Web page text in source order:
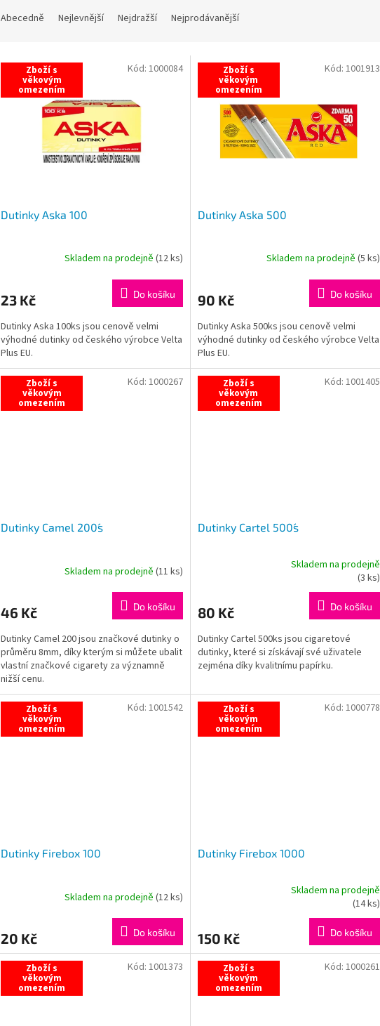
n
p
Abecedně Nejlevnější Nejdražší Nejprodávanější
V
p
Zboží s
věkovým
omezením
Dutinky Aska 100
Skladem na prodejně (12 ks)
23 Kč Do košíku
Dutinky Aska 100ks jsou cenově velmi
výhodné dutinky od českého výrobce Velta
Plus EU.
Kód: 1000084 Zboží s
věkovým
omezením
Dutinky Aska 500
Skladem na prodejně (5 ks)
90 Kč Do košíku
Dutinky Aska 500ks jsou cenově velmi
výhodné dutinky od českého výrobce Velta
Plus EU.
Kód: 1001913
Zboží s
věkovým
omezením
Dutinky Camel 200´s
Skladem na prodejně (11 ks)
46 Kč Do košíku
Dutinky Camel 200 jsou značkové dutinky o
průměru 8mm, díky kterým si můžete ubalit
vlastní značkové cigarety za významně
nižší cenu.
Kód: 1000267 Zboží s
věkovým
omezením
Dutinky Cartel 500´s
je
z
5
hvězdiček.
Skladem na prodejně
(3 ks)
80 Kč Do košíku
Dutinky Cartel 500ks jsou cigaretové
dutinky, které si získávají své uživatele
zejména díky kvalitnímu papírku.
Kód: 1001405
Zboží s
věkovým
omezením
Dutinky Firebox 100
Skladem na prodejně (12 ks)
20 Kč Do košíku
Kód: 1001542 Zboží s
věkovým
omezením
Dutinky Firebox 1000
je
5,0
hvězdiček.
Skladem na prodejně
(14 ks)
150 Kč Do košíku
Kód: 1000778
Zboží s
věkovým
omezením
Kód: 1001373 Zboží s
věkovým
omezením
Kód: 1000261